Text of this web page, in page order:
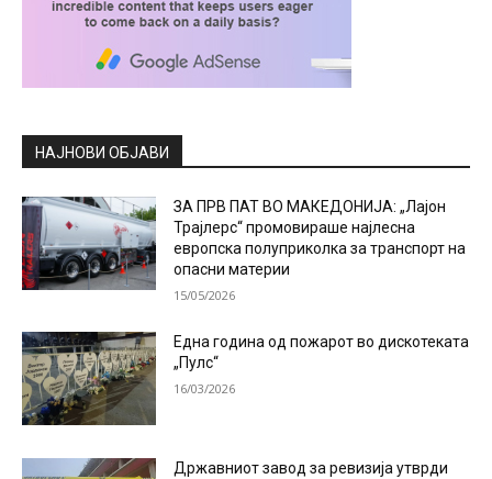
НАЈНОВИ ОБЈАВИ
ЗА ПРВ ПАТ ВО МАКЕДОНИЈА: „Лајон
Трајлерс“ промовираше најлесна
европска полуприколка за транспорт на
опасни материи
15/05/2026
Една година од пожарот во дискотеката
„Пулс“
16/03/2026
Државниот завод за ревизија утврди